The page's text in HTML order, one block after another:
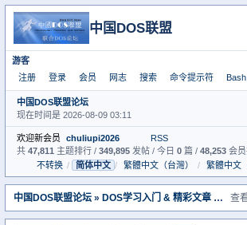
中国DOS联盟
游客
注册
登录 会员 网志 搜索 命令提示符 Bash
中国DOS联盟论坛
现在时间是 2026-08-09 03:11
欢迎新会员 chuliupi2026
RSS
共 47,811 主题排行 / 349,895 发帖 / 今日 0 篇 / 48,253 会
不转换 / 简体中文 / 繁體中文（台灣） / 繁體中文
中国DOS联盟论坛 » DOS学习入门 & 精彩文章 （教学室） 查